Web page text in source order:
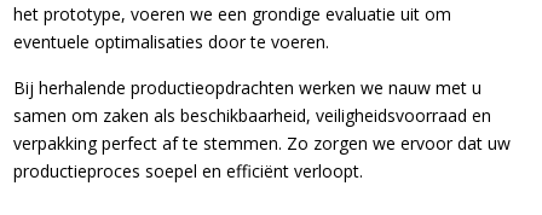
het prototype, voeren we een grondige evaluatie uit om
eventuele optimalisaties door te voeren.
Bij herhalende productieopdrachten werken we nauw met u
samen om zaken als beschikbaarheid, veiligheidsvoorraad en
verpakking perfect af te stemmen. Zo zorgen we ervoor dat uw
productieproces soepel en efficiënt verloopt.